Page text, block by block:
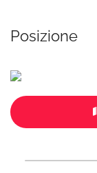
Posizione